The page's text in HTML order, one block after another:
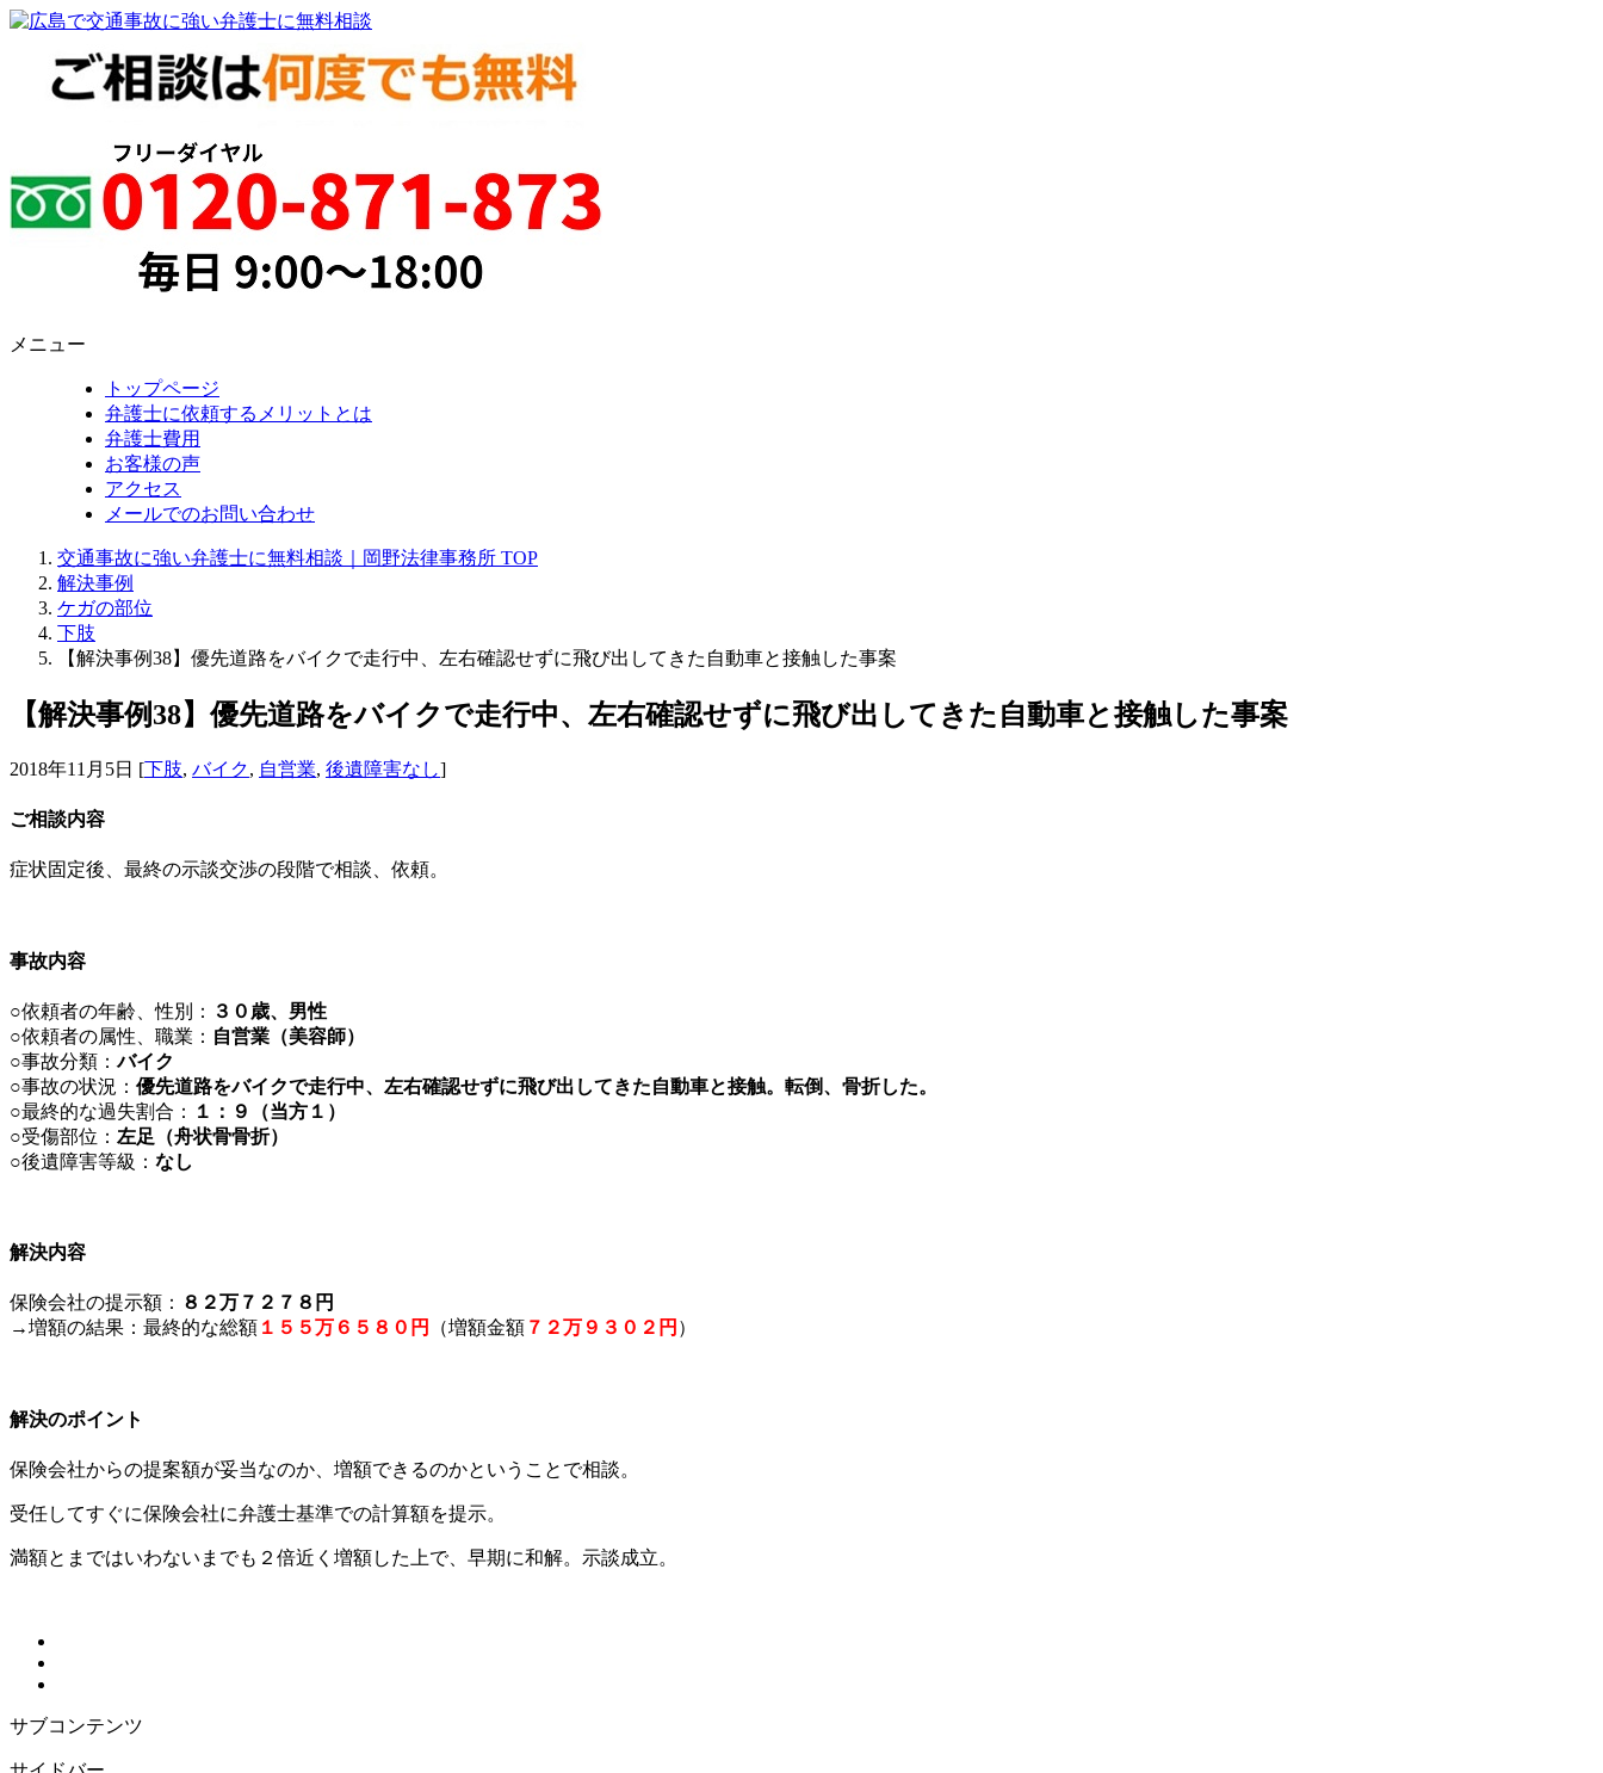
メニュー
トップページ
弁護士に依頼するメリットとは
弁護士費用
お客様の声
アクセス
メールでのお問い合わせ
交通事故に強い弁護士に無料相談｜岡野法律事務所 TOP
解決事例
ケガの部位
下肢
【解決事例38】優先道路をバイクで走行中、左右確認せずに飛び出してきた自動車と接触した事案
【解決事例38】優先道路をバイクで走行中、左右確認せずに飛び出してきた自動車と接触した事案
2018年11月5日 [下肢, バイク, 自営業, 後遺障害なし]
ご相談内容
症状固定後、最終の示談交渉の段階で相談、依頼。
事故内容
○依頼者の年齢、性別：
３０歳、男性
○依頼者の属性、職業： 自営業（美容師）
○事故分類：バイク
○事故の状況： 優先道路をバイクで走行中、左右確認せずに飛び出してきた自動車と接触。転倒、骨折した。
○最終的な過失割合：
１：９（当方１）
○受傷部位： 左足（舟状骨骨折）
○後遺障害等級： なし
解決内容
保険会社の提示額： ８２万７２７８円
→増額の結果：最終的な総額 １５５万６５８０円 （増額金額 ７２万９３０２円 ）
解決のポイント
保険会社からの提案額が妥当なのか、増額できるのかということで相談。
受任してすぐに保険会社に弁護士基準での計算額を提示。
満額とまではいわないまでも２倍近く増額した上で、早期に和解。示談成立。
サブコンテンツ